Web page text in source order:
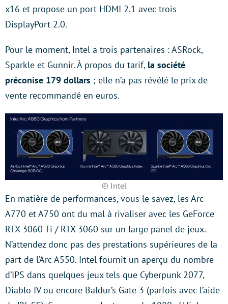
x16 et propose un port HDMI 2.1 avec trois
DisplayPort 2.0.
Pour le moment, Intel a trois partenaires : ASRock,
Sparkle et Gunnir. À propos du tarif, la société
préconise 179 dollars ; elle n’a pas révélé le prix de
vente recommandé en euros.
© Intel
En matière de performances, vous le savez, les Arc
A770 et A750 ont du mal à rivaliser avec les GeForce
RTX 3060 Ti / RTX 3060 sur un large panel de jeux.
N’attendez donc pas des prestations supérieures de la
part de l’Arc A550. Intel fournit un aperçu du nombre
d’IPS dans quelques jeux tels que Cyberpunk 2077,
Diablo IV ou encore Baldur’s Gate 3 (parfois avec l’aide